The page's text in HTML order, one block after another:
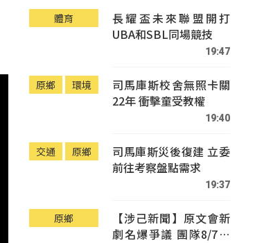
體育
長耀盃未來聯盟開打
UBA和SBL同場競技
19:47
原鄉 環境
司馬庫斯校舍無照卡關
22年 衝擊童受教權
19:40
交通 原鄉
司馬庫斯災後復建 立委
前往考察盤點需求
19:37
原鄉
【涉己新聞】原文會新
劇名爆爭議 團隊8/7赴